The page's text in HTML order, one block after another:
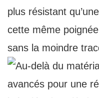
plus résistant
cette même
sans la moindre